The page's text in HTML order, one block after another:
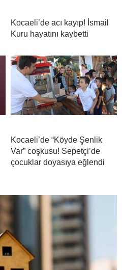
Kocaeli’de acı kayıp! İsmail
Kuru hayatını kaybetti
Kocaeli’de “Köyde Şenlik
Var” coşkusu! Sepetçi’de
çocuklar doyasıya eğlendi